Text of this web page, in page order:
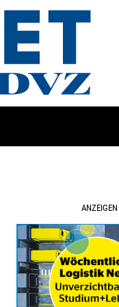
ANZEIGEN